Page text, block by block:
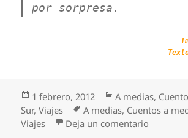
por sorpresa.
Publicado
el
1 febrero, 2012 Categorías
A medias,
Sur,Viajes Etiquetas
A medias, Cuentos a
Viajes
Deja un comentario